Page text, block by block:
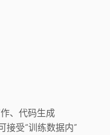
、代码生成
接受“训练数据内”